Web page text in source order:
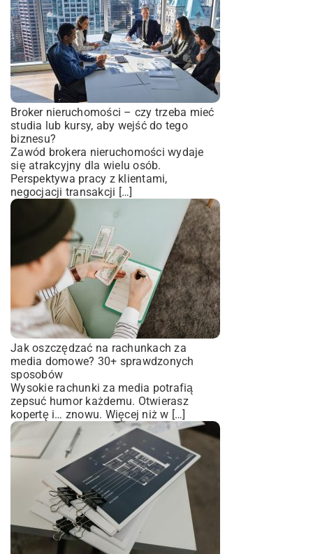
Broker nieruchomości – czy trzeba mieć
studia lub kursy, aby wejść do tego
biznesu?
Zawód brokera nieruchomości wydaje
się atrakcyjny dla wielu osób.
Perspektywa pracy z klientami,
negocjacji transakcji […]
Jak oszczędzać na rachunkach za
media domowe? 30+ sprawdzonych
sposobów
Wysokie rachunki za media potrafią
zepsuć humor każdemu. Otwierasz
kopertę i… znowu. Więcej niż w […]